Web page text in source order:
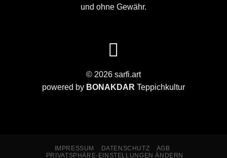
und ohne Gewähr.
© 2026 sarfi.art
powered by BONAKDAR Teppichkultur
IMPRESSUM DATENSCHUTZ
AGB
PRIVATSPHÄRE-EINSTELLUNGEN ÄNDERN